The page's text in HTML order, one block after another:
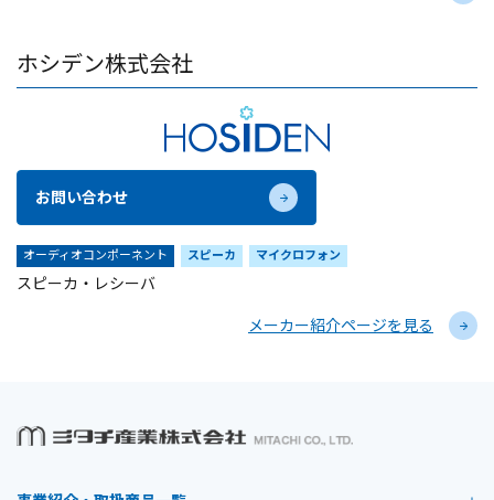
ホシデン株式会社
お問い合わせ
オーディオコンポーネント スピーカ マイクロフォン
スピーカ・レシーバ
メーカー紹介ページを見る